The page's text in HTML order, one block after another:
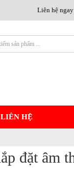
Liên hệ ngay
LIÊN HỆ
đặt âm